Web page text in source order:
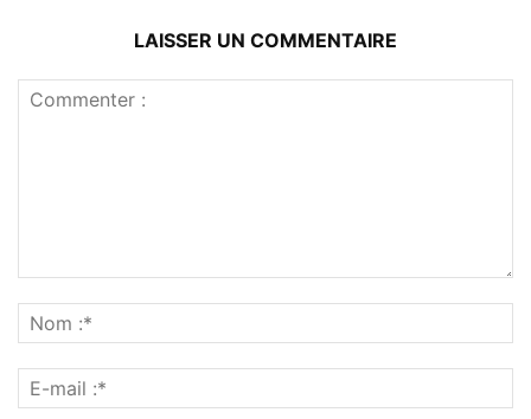
LAISSER UN COMMENTAIRE